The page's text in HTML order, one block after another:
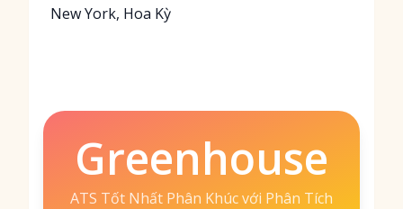
New York, Hoa Kỳ
Greenhouse
ATS Tốt Nhất Phân Khúc với Phân Tích